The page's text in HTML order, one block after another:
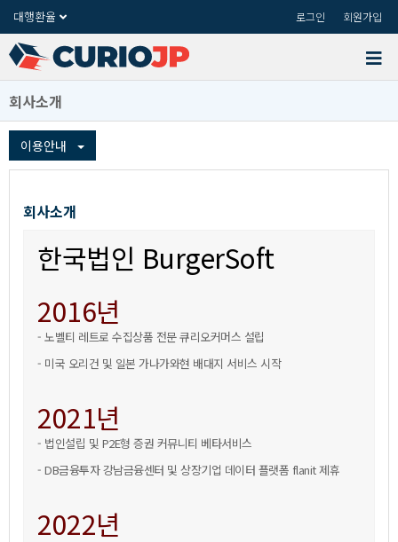
대행환율 로그인 회원가입
회사소개
이용안내
회사소개
한국법인BurgerSoft
2016년
-노벨티레트로수집상품전문큐리오커머스설립
-미국오리건및일본가나가와현배대지서비스시작
2021년
-법인설립및P2E형증권커뮤니티베타서비스
-DB금융투자강남금융센터및상장기업데이터플랫폼flanit제휴
2022년